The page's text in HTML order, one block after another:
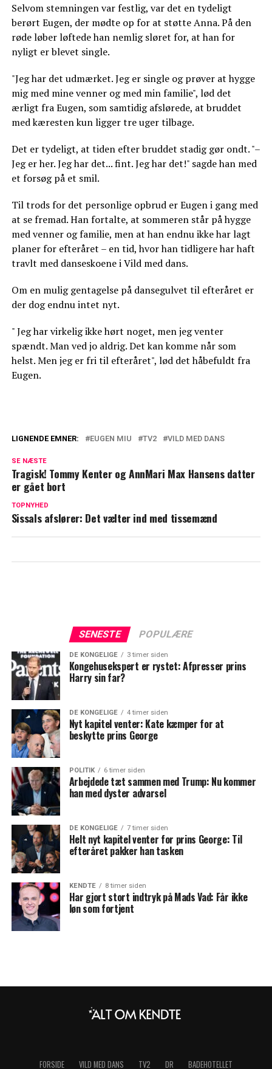
Selvom stemningen var festlig, var det en tydeligt
berørt Eugen, der mødte op for at støtte Anna. På den
røde løber løftede han nemlig sløret for, at han for
nyligt er blevet single.
"Jeg har det udmærket. Jeg er single og prøver at hygge
mig med mine venner og med min familie", lød det
ærligt fra Eugen, som samtidig afslørede, at bruddet
med kæresten kun ligger tre uger tilbage.
Det er tydeligt, at tiden efter bruddet stadig gør ondt. "–
Jeg er her. Jeg har det... fint. Jeg har det!" sagde han med
et forsøg på et smil.
Til trods for det personlige opbrud er Eugen i gang med
at se fremad. Han fortalte, at sommeren står på hygge
med venner og familie, men at han endnu ikke har lagt
planer for efteråret – en tid, hvor han tidligere har haft
travlt med danseskoene i Vild med dans.
Om en mulig gentagelse på dansegulvet til efteråret er
der dog endnu intet nyt.
" Jeg har virkelig ikke hørt noget, men jeg venter
spændt. Man ved jo aldrig. Det kan komme når som
helst. Men jeg er fri til efteråret", lød det håbefuldt fra
Eugen.
Nu deles sødt billede
'Vild med dans'-par overrasker: Har fået
LIGNENDE EMNER: EUGEN MIU TV2 VILD MED DANS
SE NÆSTE
Tragisk! Tommy Kenter og AnnMari Max Hansens datter
er gået bort
TOPNYHED
Sissals afslører: Det vælter ind med tissemænd
SENESTE POPULÆRE
DE KONGELIGE 3 timer siden
Kongehusekspert er rystet: Afpresser prins
Harry sin far?
DE KONGELIGE 4 timer siden
Nyt kapitel venter: Kate kæmper for at
beskytte prins George
POLITIK 6 timer siden
Arbejdede tæt sammen med Trump: Nu kommer
han med dyster advarsel
DE KONGELIGE 7 timer siden
Helt nyt kapitel venter for prins George: Til
efteråret pakker han tasken
KENDTE 8 timer siden
Har gjort stort indtryk på Mads Vad: Får ikke
løn som fortjent
FORSIDE VILD MED DANS TV2 DR BADEHOTELLET